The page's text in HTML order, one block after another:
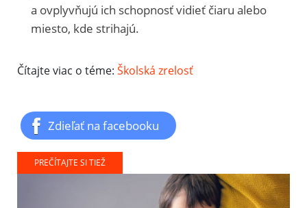
a ovplyvňujú ich schopnosť vidieť čiaru alebo
miesto, kde strihajú.
Čítajte viac o téme: Školská zrelosť
Zdieľať na facebooku
PREČÍTAJTE SI TIEŽ